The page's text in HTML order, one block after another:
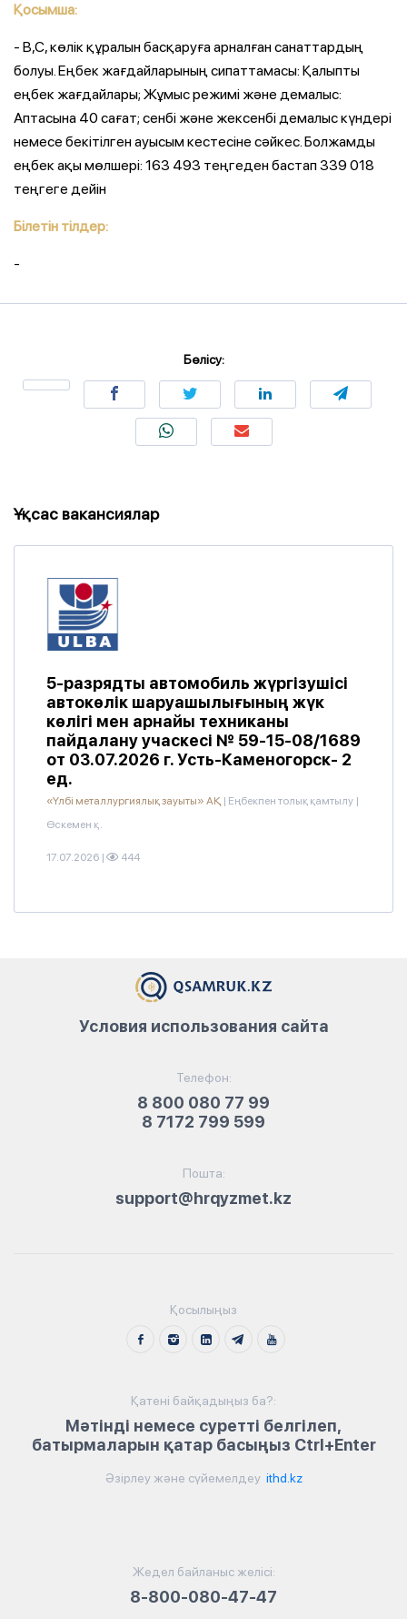
Қосымша:
- В,С, көлік құралын басқаруға арналған санаттардың
болуы. Еңбек жағдайларының сипаттамасы: Қалыпты
еңбек жағдайлары; Жұмыс режимі және демалыс:
Аптасына 40 сағат; сенбі және жексенбі демалыс күндері
немесе бекітілген ауысым кестесіне сәйкес. Болжамды
еңбек ақы мөлшері: 163 493 теңгеден бастап 339 018
теңгеге дейін
Білетін тілдер:
-
Бөлісу:
Ұқсас вакансиялар
5-разрядты автомобиль жүргізушісі
автокөлік шаруашылығының жүк
көлігі мен арнайы техниканы
пайдалану учаскесі № 59-15-08/1689
от 03.07.2026 г. Усть-Каменогорск- 2
ед.
«Үлбі металлургиялық зауыты» АҚ | Еңбекпен толық қамтылу |
Өскемен қ.
17.07.2026 | 444
Телефон:
8 800 080 77 99
8 7172 799 599
Пошта:
support@hrqyzmet.kz
Условия использования сайта
Қосылыңыз
Қатені байқадыңыз ба?:
Мәтінді немесе суретті белгілеп,
батырмаларын қатар басыңыз Ctrl+Enter
Әзірлеу және сүйемелдеу ithd.kz
Жедел байланыс желісі:
8-800-080-47-47